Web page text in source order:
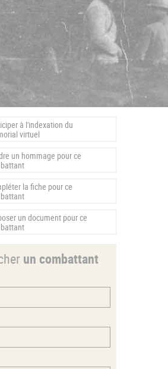
à l'indexation du
virtuel
un hommage pour ce
la fiche pour ce
un document pour ce
un combattant